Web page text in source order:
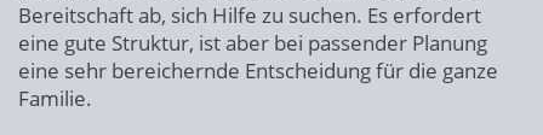
Bereitschaft ab, sich Hilfe zu suchen. Es erfordert
eine gute Struktur, ist aber bei passender Planung
eine sehr bereichernde Entscheidung für die ganze
Familie.